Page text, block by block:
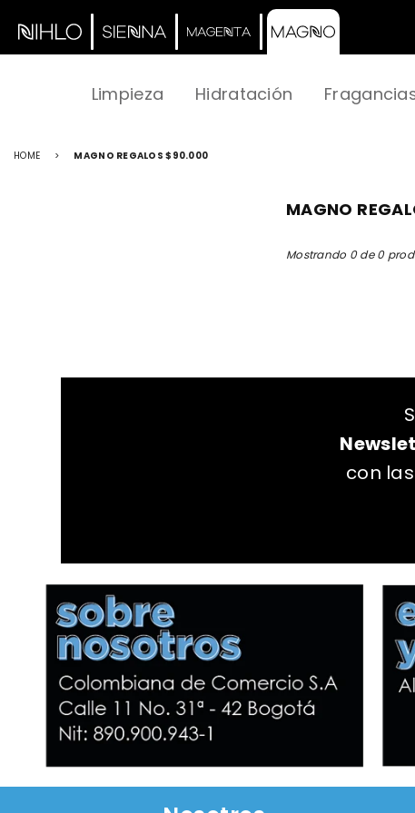
Limpieza Hidratación
HOME > MAGNO REGALOS $90.000
MAGNO
Mostrando 0 de 0
con